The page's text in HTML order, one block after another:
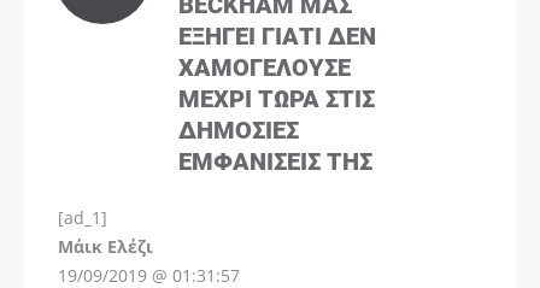
ΕΞΗΓΕΊ ΓΙΑΤΊ ΔΕΝ
ΧΑΜΟΓΕΛΟΎΣΕ
ΜΈΧΡΙ ΤΏΡΑ ΣΤΙΣ
ΔΗΜΌΣΙΕΣ
ΕΜΦΑΝΊΣΕΙΣ ΤΗΣ
[ad_1]
Μάικ Ελέζι
19/09/2019 @ 01:31:57